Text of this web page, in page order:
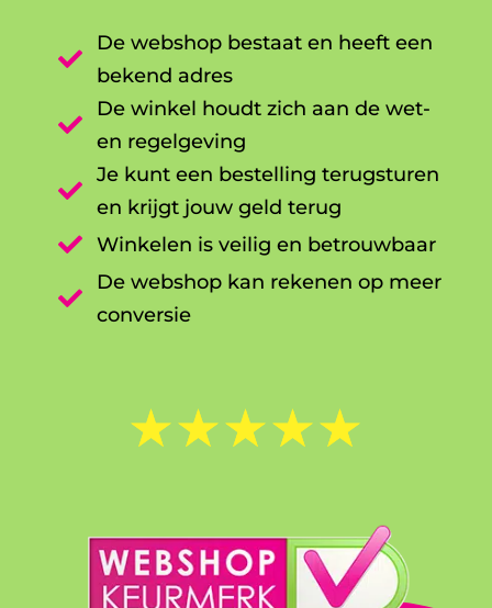

De webshop bestaat en heeft een
bekend adres

De winkel houdt zich aan de wet-
en regelgeving

Je kunt een bestelling terugsturen
en krijgt jouw geld terug

Winkelen is veilig en betrouwbaar

De webshop kan rekenen op meer
conversie
☆☆☆☆☆